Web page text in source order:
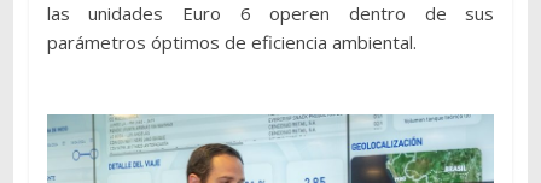
las unidades Euro 6 operen dentro de sus
parámetros óptimos de eficiencia ambiental.